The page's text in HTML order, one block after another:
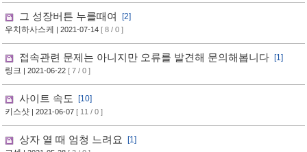
그 성장버튼 누를때여
[2]
우치하사스케
| 2021-07-14 [ 8 / 0 ]
접속관련 문제는 아니지만 오류를 발견해 문의해봅니다
[1]
링크 | 2021-06-22 [ 7 / 0 ]
사이트 속도
[10]
키스샷 | 2021-06-07 [ 11 / 0 ]
상자 열 때 엄청 느려요
[1]